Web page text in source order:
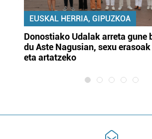
EUSKAL HERRIA, GIPUZKOA
Donostiako Udalak arreta gune
du Aste Nagusian, sexu
eta artatzeko